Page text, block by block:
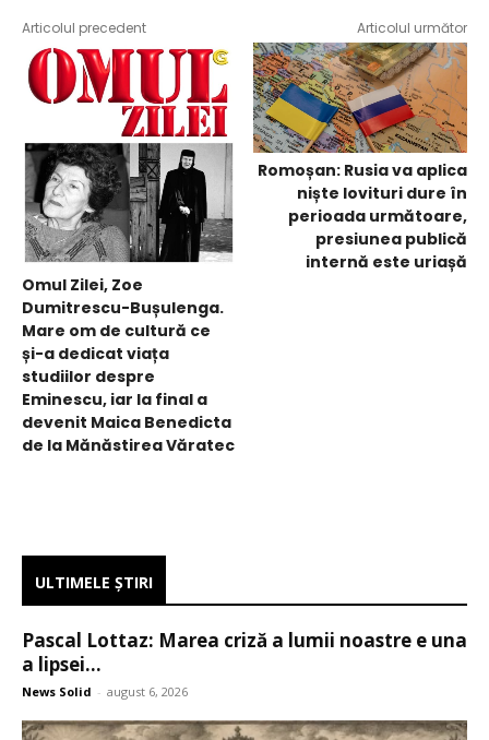
Articolul precedent
Omul Zilei, Zoe
Dumitrescu-Bușulenga.
Mare om de cultură ce
și-a dedicat viața
studiilor despre
Eminescu, iar la final a
devenit Maica Benedicta
de la Mănăstirea Văratec
Articolul următor
Romoșan: Rusia va aplica
niște lovituri dure în
perioada următoare,
presiunea publică
internă este uriașă
ULTIMELE ŞTIRI
Pascal Lottaz: Marea criză a lumii noastre e una
a lipsei...
News Solid - august 6, 2026